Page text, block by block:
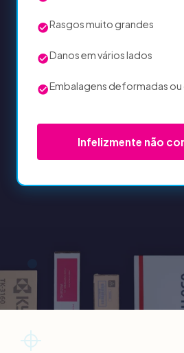
Rasgos muito grandes
Danos em vários lados
Embalagens deformadas
Infelizmente não